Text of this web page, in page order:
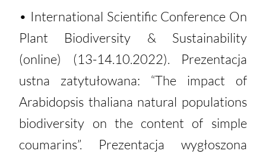
• International Scientific Conference On
Plant Biodiversity & Sustainability
(online) (13-14.10.2022). Prezentacja
ustna zatytułowana: “The impact of
Arabidopsis thaliana natural populations
biodiversity on the content of simple
coumarins”. Prezentacja wygłoszona